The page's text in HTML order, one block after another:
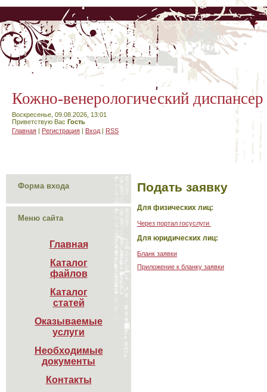
Кожно-венерологический
Воскресенье, 09.08.2026, 13:01
Приветствую Вас Гость
Главная | Регистрация | Вход | RSS
Форма входа
Меню сайта
Главная
Каталог
файлов
Каталог
статей
Оказываемые
услуги
Необходимые
документы
Контакты
Подать заявку
Для физических лиц:
Через портал госуслуги
Для юридических лиц:
Бланк заявки
Приложение к бланку заявки